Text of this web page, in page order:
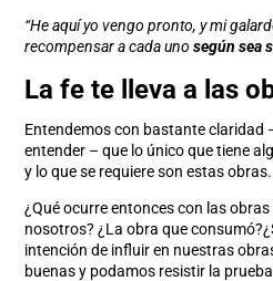
“He aquí yo vengo pronto, y mi
recompensar a cada uno según sea
La fe te lleva a las
Entendemos con bastante claridad
entender – que lo único que tiene
y lo que se requiere son estas obras.
¿Qué ocurre entonces con las
nosotros? ¿La obra que
intención de influir en nuestras
buenas y podamos resistir la